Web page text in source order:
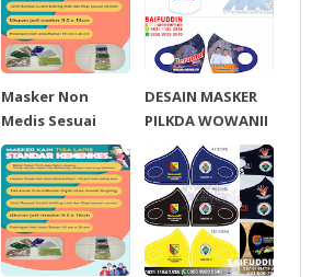
Masker Non
Medis Sesuai
Dengan Anjuran
Pemerintah
DESAIN MASKER
PILKDA WOWANII
/ Calon Bupati &
Wakil Bupati
Konawe
Kepulauan